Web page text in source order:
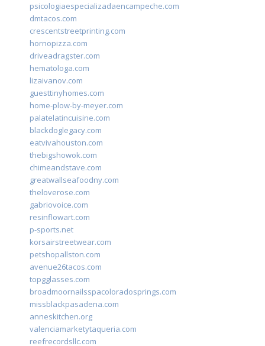
psicologiaespecializadaencampeche.com
dmtacos.com
crescentstreetprinting.com
hornopizza.com
driveadragster.com
hematologa.com
lizaivanov.com
guesttinyhomes.com
home-plow-by-meyer.com
palatelatincuisine.com
blackdoglegacy.com
eatvivahouston.com
thebigshowok.com
chimeandstave.com
greatwallseafoodny.com
theloverose.com
gabriovoice.com
resinflowart.com
p-sports.net
korsairstreetwear.com
petshopallston.com
avenue26tacos.com
topgglasses.com
broadmoornailsspacoloradosprings.com
missblackpasadena.com
anneskitchen.org
valenciamarketytaqueria.com
reefrecordsllc.com